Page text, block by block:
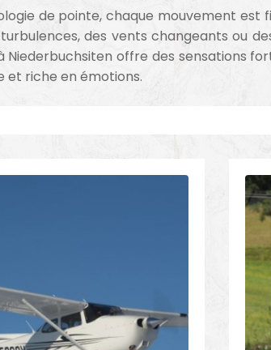
de pointe, chaque mouvement est
des vents changeants ou
offre des sensations
et riche en émotions.